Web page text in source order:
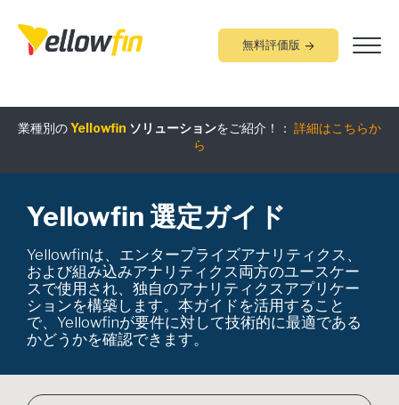
無料評価版
業種別のYellowfin ソリューションをご紹介！： 詳細はこちらか
ら
組み込みアナリティクス 究極ガイド：詳細はこちらから
Yellowfin 選定ガイド
Yellowfinは、エンタープライズアナリティクス、
および組み込みアナリティクス両方のユースケー
スで使用され、独自のアナリティクスアプリケー
ションを構築します。本ガイドを活用すること
で、Yellowfinが要件に対して技術的に最適である
かどうかを確認できます。